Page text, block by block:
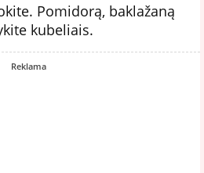
Pomidorą, baklažaną
kubeliais.
Reklama